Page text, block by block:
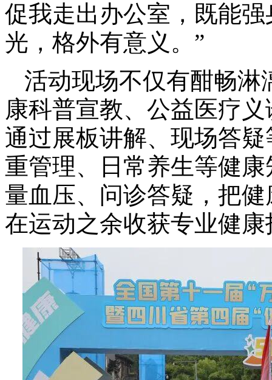
促我走出办公室，既能
光，格外有意义。”
活动现场不仅有酣畅淋
康科普宣教、公益医疗
通过展板讲解、现场答
重管理、日常养生等健
量血压、问诊答疑，把
在运动之余收获专业健康